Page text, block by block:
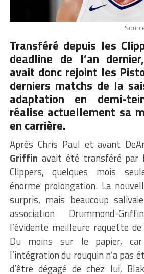
Transféré depuis les
deadline de l’an
avait donc rejoint les
derniers matchs de la
adaptation en demi-
réalise actuellement sa
en carrière.
Après Chris Paul et avant
Griffin avait été transféré par
Clippers, quelques mois
énorme prolongation. La
surpris, mais beaucoup
association Drummond-
l’évidente meilleure raquette
Du moins sur le papier,
l’intégration du rouquin n’a pas
d’être dégagé de chez lui,